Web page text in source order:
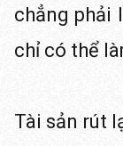
chẳng phải
chỉ có thể
Tài sản rút